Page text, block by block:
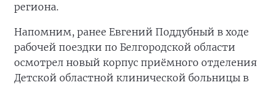
региона.
Напомним, ранее Евгений Поддубный в ходе
рабочей поездки по Белгородской области
осмотрел новый корпус приёмного отделения
Детской областной клинической больницы в